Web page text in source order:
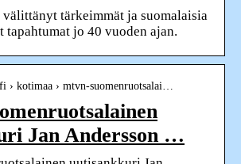
tärkeimmät ja suomalaisia
jo 40 vuoden ajan.
› kotimaa › mtvn-suomenruotsalai…
Jan Andersson …